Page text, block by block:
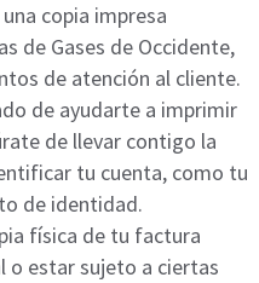
copia impresa
de Gases de Occidente,
de atención al cliente.
de ayudarte a imprimir
de llevar contigo la
tu cuenta, como tu
de identidad.
física de tu factura
o estar sujeto a ciertas